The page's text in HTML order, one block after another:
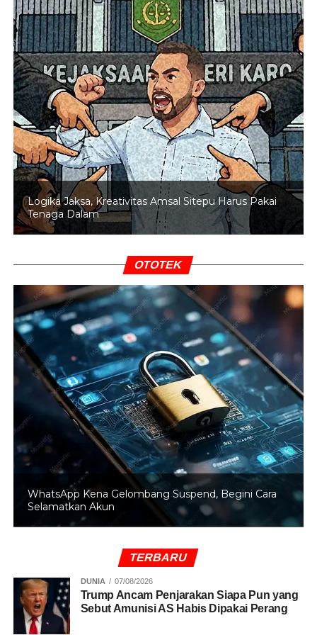
BACA JUGA Kabar Duka: Hotma Sitompul
Berpulang Setelah Dirawat di RSCM
Kabar duka kepergian Hotma Sitompul pertama kali
dibagikan oleh pendeta Gilbert Lumoindong melalui
unggahan Instagram Story-nya. Dalam unggahan
tersebut, Gilbert menuliskan, “Selamat jalan Abang Hotma
Sitompul,” sembari membagikan potret terakhir sang
pengacara yang tampak duduk di kursi roda dengan
kondisi fisik yang menurun.
Kepergian Hotma Sitompul meninggalkan duka
rekan serta masyarakat yang mengenalnya sebagai salah
satu pengacara ternama di Indonesia. (YAN
KUSUMA/DIN)
RELATED TOPICS: BAMS SAMSON
DESIRE TARIGAN
HOTMAN SITOMPUL
7 Tips Foto Makanan Estetik untuk Jualan Online
Lebih Menarik
DON'T MISS
Mendalami Karakter Fatimah di Film ‘Perang
Kota’, Ariel Tatum Sampai Menangis
Logika Jaksa, Kreativitas Amsal Sitepu Harus Pakai
Tenaga Dalam
OTOTEK
WhatsApp Kena Gelombang Suspend, Begini Cara
Selamatkan Akun
TERBARU
DUNIA 07/08/2026
Trump Ancam Penjarakan Siapa Pun yang
Sebut Amunisi AS Habis Dipakai Perang